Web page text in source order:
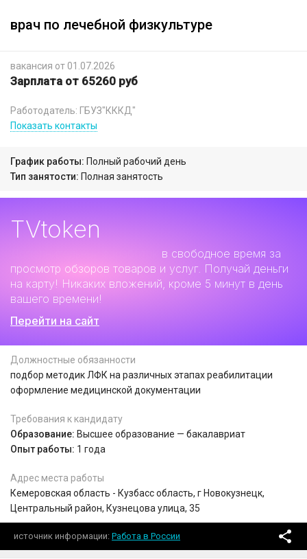
врач по лечебной физкультуре
вакансия от 01.07.2026
Зарплата от 65260 руб
Работодатель: ГБУЗ"КККД"
Показать контакты
График работы: Полный рабочий день
Тип занятости: Полная занятость
TVtoken
в свободное время за
просмотр обзоров товаров и услуг. Получай деньги
на карту! Никаких вложений, кроме 5 минут в день
вашего времени!
Перейти на сайт
Должностные обязанности
подбор методик ЛФК на различных этапах реабилитации
оформление медицинской документации
Требования к кандидату
Образование: Высшее образование — бакалавриат
Опыт работы: 1 года
Адрес места работы
Кемеровская область - Кузбасс область, г Новокузнецк,
Центральный район, Кузнецова улица, 35
источник информации Работа в России